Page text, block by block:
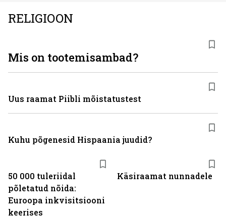
RELIGIOON
50 000 tuleriidal
põletatud nõida:
Euroopa inkvisitsiooni
keerises
Käsiraamat nunnadele
Mis on tootemisambad?
Uus raamat Piibli mõistatustest
Kuhu põgenesid Hispaania juudid?